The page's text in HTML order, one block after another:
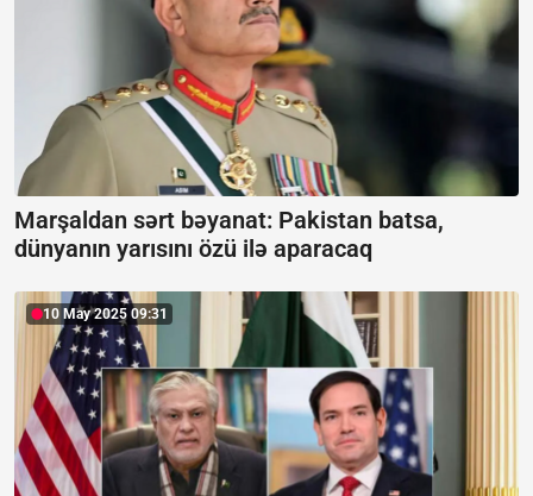
Marşaldan sərt bəyanat: Pakistan batsa,
dünyanın yarısını özü ilə aparacaq
10 May 2025 09:31